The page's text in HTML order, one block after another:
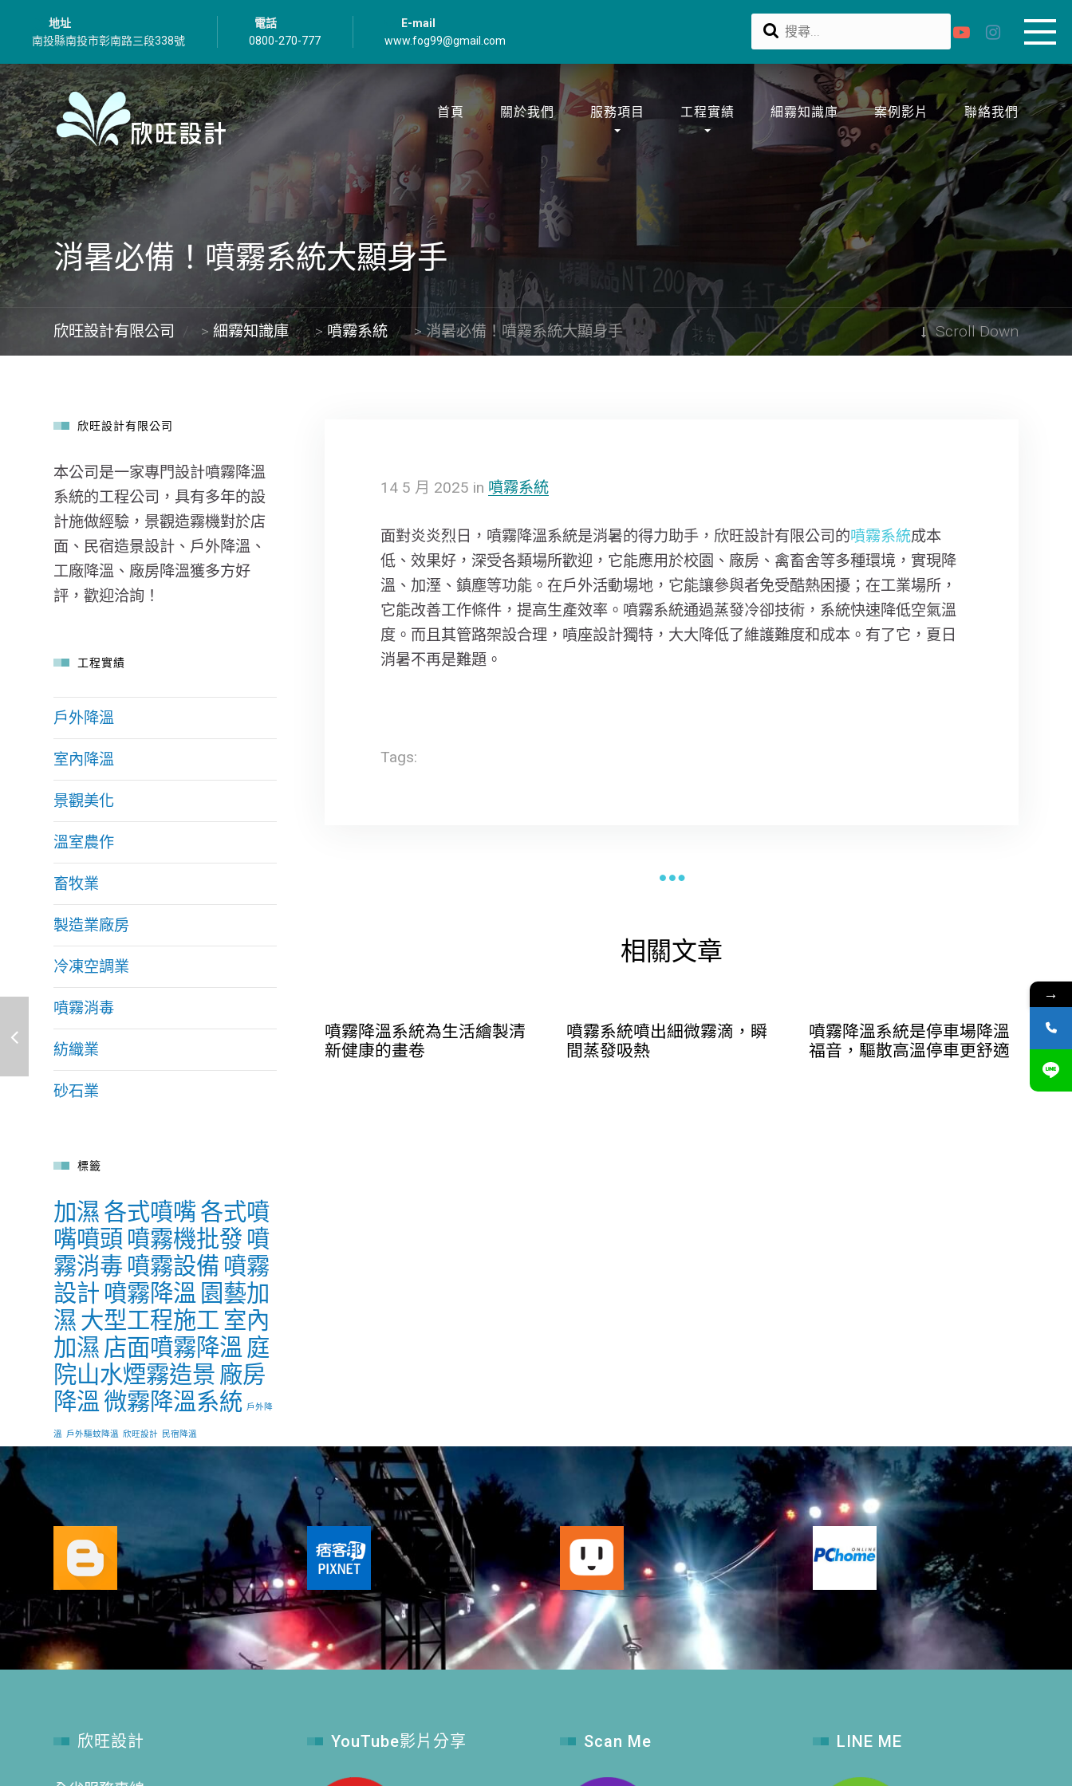
地址
南投縣南投市彰南路三段338號
電話
0800-270-777
E-mail
www.fog99@gmail.com
首頁 關於我們 服務項目 工程實績 細霧知識庫 案例影片 聯絡我們
消暑必備！噴霧系統大顯身手
Scroll Down
欣旺設計有限公司 >細霧知識庫 >噴霧系統 >消暑必備！噴霧系統大顯身手
14 5 月 2025 in 噴霧系統
面對炎炎烈日，噴霧降溫系統是消暑的得力助手，欣旺設計有限公司的噴霧系統成本
低、效果好，深受各類場所歡迎，它能應用於校園、廠房、禽畜舍等多種環境，實現降
溫、加溼、鎮塵等功能。在戶外活動場地，它能讓參與者免受酷熱困擾；在工業場所，
它能改善工作條件，提高生產效率。噴霧系統通過蒸發冷卻技術，系統快速降低空氣溫
度。而且其管路架設合理，噴座設計獨特，大大降低了維護難度和成本。有了它，夏日
消暑不再是難題。
Tags:
相關文章
噴霧降溫系統為生活繪製清
新健康的畫卷
噴霧系統噴出細微霧滴，瞬
間蒸發吸熱
噴霧降溫系統是停車場降溫
福音，驅散高溫停車更舒適
欣旺設計有限公司
本公司是一家專門設計噴霧降溫
系統的工程公司，具有多年的設
計施做經驗，景觀造霧機對於店
面、民宿造景設計、戶外降溫、
工廠降溫、廠房降溫獲多方好
評，歡迎洽詢！
工程實績
戶外降溫
室內降溫
景觀美化
溫室農作
畜牧業
製造業廠房
冷凍空調業
噴霧消毒
紡織業
砂石業
標籤
加濕 各式噴嘴各式噴
嘴噴頭 噴霧機批發 噴
霧消毒 噴霧設備 噴霧
設計 噴霧降溫 園藝加
濕 大型工程施工 室內
加濕 店面噴霧降溫 庭
院山水煙霧造景 廠房
降溫 微霧降溫系統 戶外降
溫 戶外驅蚊降溫 欣旺設計 民宿降溫
欣旺設計 YouTube影片分享 Scan Me LINE ME
→